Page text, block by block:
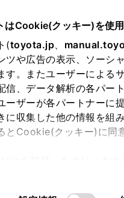
はCookie(クッキー)を使用
(toyota.jp、
ツや広告の表示、ソーシ
す。またユーザーによる
信、データ解析の各パー
ーザーが各パートナーに
に収集した他の情報を組
とCookie(クッキー)に同
現在地を取得できませ
該当する地域・都道府
旭川
3つの買い方 オンライ